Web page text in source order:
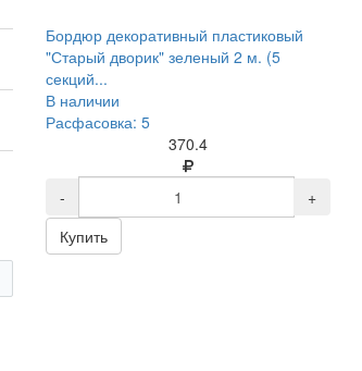
Бордюр декоративный пластиковый
"Старый дворик" зеленый 2 м. (5
секций...
В наличии
Расфасовка: 5
370.4
-
+
Купить